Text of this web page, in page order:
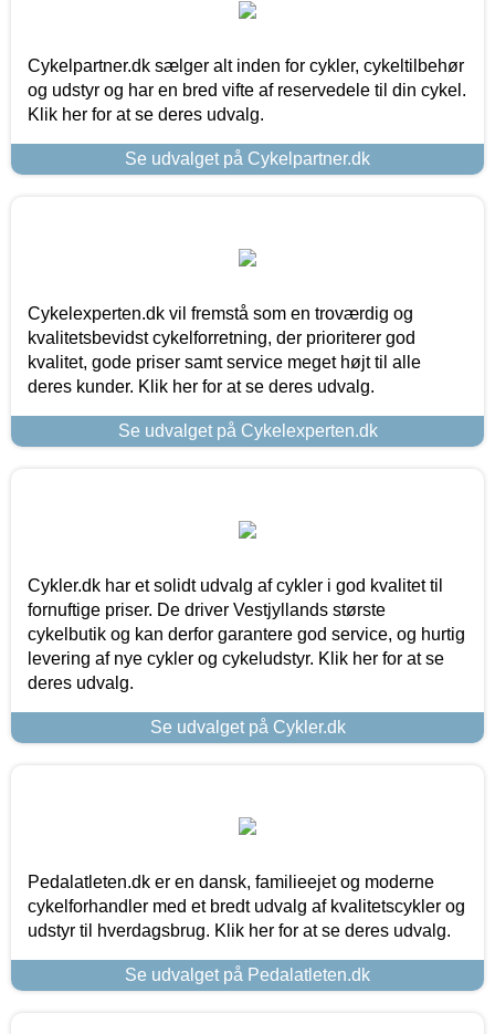
Cykelpartner.dk sælger alt inden for cykler, cykeltilbehør
og udstyr og har en bred vifte af reservedele til din cykel.
Klik her for at se deres udvalg.
Se udvalget på Cykelpartner.dk
Cykelexperten.dk vil fremstå som en troværdig og
kvalitetsbevidst cykelforretning, der prioriterer god
kvalitet, gode priser samt service meget højt til alle
deres kunder. Klik her for at se deres udvalg.
Se udvalget på Cykelexperten.dk
Cykler.dk har et solidt udvalg af cykler i god kvalitet til
fornuftige priser. De driver Vestjyllands største
cykelbutik og kan derfor garantere god service, og hurtig
levering af nye cykler og cykeludstyr. Klik her for at se
deres udvalg.
Se udvalget på Cykler.dk
Pedalatleten.dk er en dansk, familieejet og moderne
cykelforhandler med et bredt udvalg af kvalitetscykler og
udstyr til hverdagsbrug. Klik her for at se deres udvalg.
Se udvalget på Pedalatleten.dk